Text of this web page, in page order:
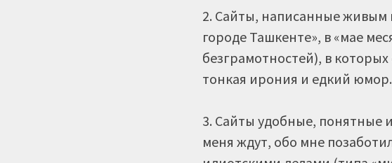
2. Сайты, написанные живым
городе Ташкенте», в «мае
безграмотностей), в
тонкая ирония и едкий
3. Сайты удобные, понятные
меня ждут, обо мне